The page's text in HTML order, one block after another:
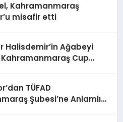
Kahramanmaraş
misafir etti
Halisdemir’in Ağabeyi
Kahramanmaraş Cup
TÜFAD
Şubesi’ne Anlamlı